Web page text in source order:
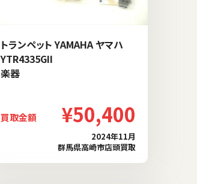
トランペット YAMAHA ヤマハ
YTR4335GII
楽器
買取金額 ¥50,400
2024年11月
群馬県高崎市店頭買取